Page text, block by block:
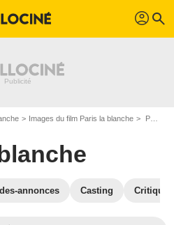
profil search
Images du film Paris la blanche Photo du film Paris la blanche - Photo 1
annonces Casting